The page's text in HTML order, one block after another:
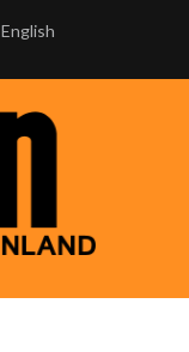
English